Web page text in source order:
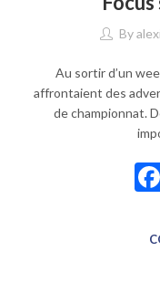
By
Au sortir d’un
affrontaient des
de championnat.